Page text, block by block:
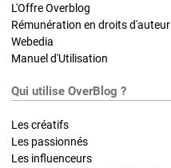
L'Offre Overblog
Rémunération en droits d'auteur
Webedia
Manuel d'Utilisation
Qui utilise OverBlog ?
Les créatifs
Les passionnés
Les influenceurs